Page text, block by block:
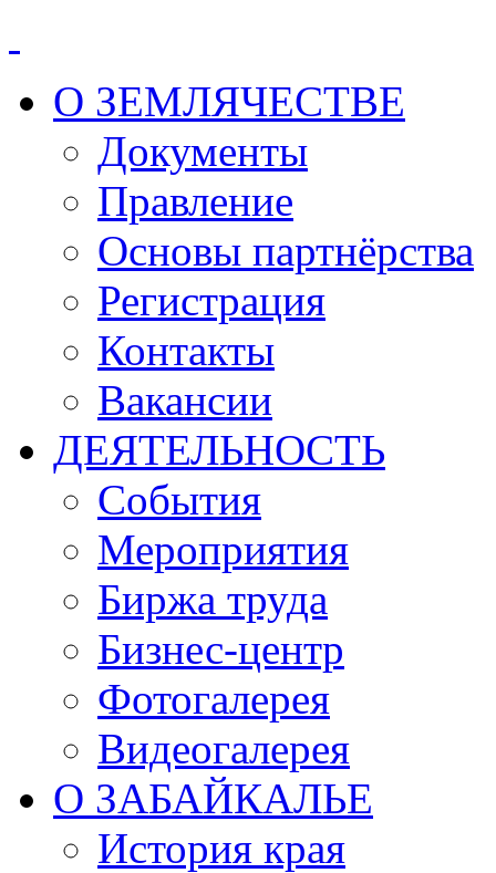
О ЗЕМЛЯЧЕСТВЕ
Документы
Правление
Основы партнёрства
Регистрация
Контакты
Вакансии
ДЕЯТЕЛЬНОСТЬ
События
Мероприятия
Биржа труда
Бизнес-центр
Фотогалерея
Видеогалерея
О ЗАБАЙКАЛЬЕ
История края